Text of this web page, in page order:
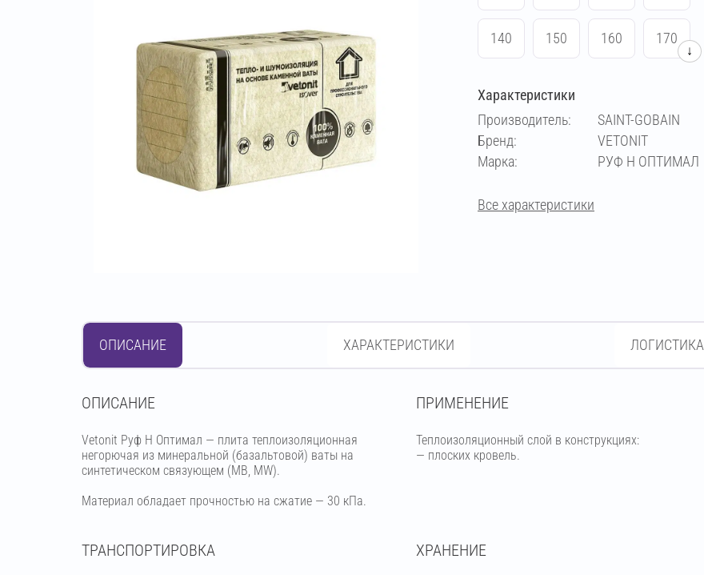
140 150 160 170
↓
Характеристики
Производитель:
SAINT-GOBAIN
Бренд:
VETONIT
Марка:
РУФ Н ОПТИМАЛ
Все характеристики
ОПИСАНИЕ ХАРАКТЕРИСТИКИ ЛОГИСТИКА
OПИСАНИЕ
Vetonit Руф Н Оптимал — плита теплоизоляционная
негорючая из минеральной (базальтовой) ваты на
синтетическом связующем (МВ, MW).
Материал обладает прочностью на сжатие — 30 кПа.
ПРИМЕНЕНИЕ
Теплоизоляционный слой в конструкциях:
— плоских кровель.
ТРАНСПОРТИРОВКА ХРАНЕНИЕ